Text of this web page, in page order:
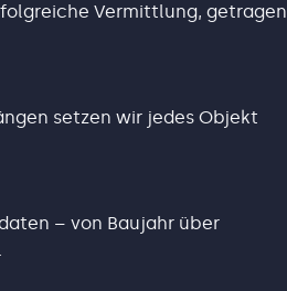
Vermittlung, getragen
setzen wir jedes Objekt
– von Baujahr über